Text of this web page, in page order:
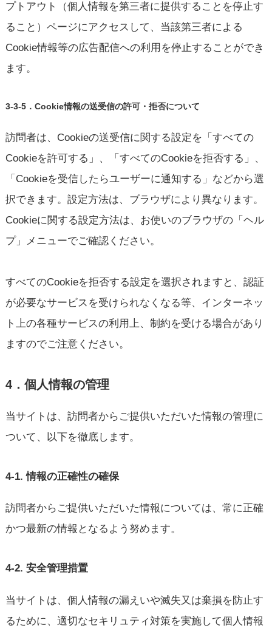
プトアウト（個人情報を第三者に提供することを停止す
ること）ページにアクセスして、当該第三者による
Cookie情報等の広告配信への利用を停止することができ
ます。
3-3-5．Cookie情報の送受信の許可・拒否について
訪問者は、Cookieの送受信に関する設定を「すべての
Cookieを許可する」、「すべてのCookieを拒否する」、
「Cookieを受信したらユーザーに通知する」などから選
択できます。設定方法は、ブラウザにより異なります。
Cookieに関する設定方法は、お使いのブラウザの「ヘル
プ」メニューでご確認ください。
すべてのCookieを拒否する設定を選択されますと、認証
が必要なサービスを受けられなくなる等、インターネッ
ト上の各種サービスの利用上、制約を受ける場合があり
ますのでご注意ください。
4．個人情報の管理
当サイトは、訪問者からご提供いただいた情報の管理に
ついて、以下を徹底します。
4-1. 情報の正確性の確保
訪問者からご提供いただいた情報については、常に正確
かつ最新の情報となるよう努めます。
4-2. 安全管理措置
当サイトは、個人情報の漏えいや滅失又は棄損を防止す
るために、適切なセキリュティ対策を実施して個人情報